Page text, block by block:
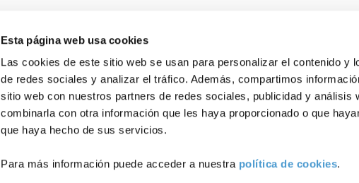
Esta página web usa cookies
Las cookies de este sitio web se usan para personalizar el contenido y
de redes sociales y analizar el tráfico. Además, compartimos
sitio web con nuestros partners de redes sociales, publicidad y análisis
combinarla con otra información que les haya proporcionado o que
que haya hecho de sus servicios.
Para más información puede acceder a nuestra política de cookies.
Política de Privacidad Política de